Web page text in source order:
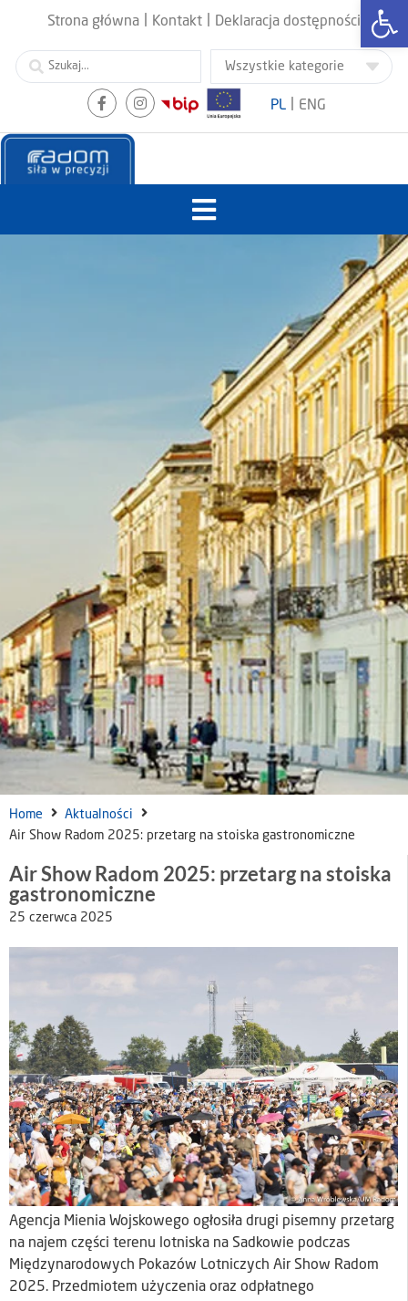
Strona główna Kontakt Deklaracja dostępności
PL ENG
Home
Aktualności
Air Show Radom 2025: przetarg na stoiska gastronomiczne
Air Show Radom 2025: przetarg na stoiska
gastronomiczne
25 czerwca 2025
Agencja Mienia Wojskowego ogłosiła drugi pisemny przetarg
na najem części terenu lotniska na Sadkowie podczas
Międzynarodowych Pokazów Lotniczych Air Show Radom
2025. Przedmiotem użyczenia oraz odpłatnego